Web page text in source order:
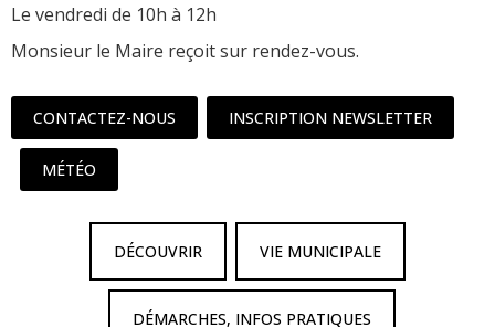
Le vendredi de 10h à 12h
Monsieur le Maire reçoit sur rendez-vous.
CONTACTEZ-NOUS INSCRIPTION NEWSLETTER
MÉTÉO
DÉCOUVRIR VIE MUNICIPALE
DÉMARCHES, INFOS PRATIQUES